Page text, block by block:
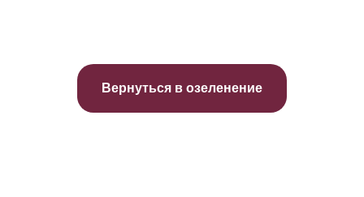
Вернуться в озеленение